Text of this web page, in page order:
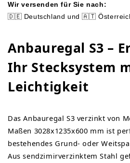
Wir versenden für Sie nach:
🇩🇪 Deutschland und 🇦🇹
Anbauregal S3 –
Ihr Stecksystem
Leichtigkeit
Das Anbauregal S3 verzinkt von
Maßen 3028x1235x600 mm ist
bestehendes Grund- oder
Aus sendzimirverzinktem Stahl